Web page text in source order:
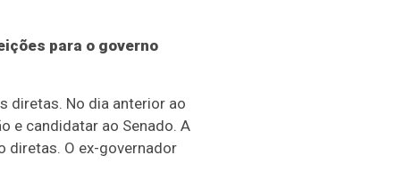
para o governo
diretas. No dia anterior ao
e candidatar ao Senado. A
diretas. O ex-governador